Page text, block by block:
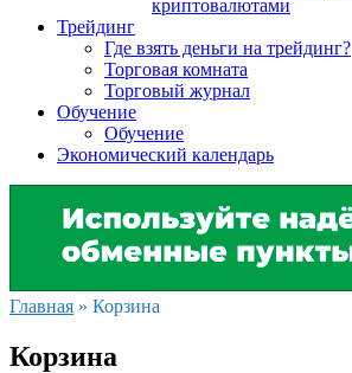
криптовалютами
Трейдинг
Где взять деньги на трейдинг?
Торговая комната
Торговый журнал
Обучение
Обучение
Экономический календарь
Главная » Корзина
Корзина